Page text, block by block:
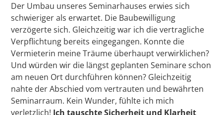
Der Umbau unseres Seminarhauses erwies sich
schwieriger als erwartet. Die Baubewilligung
verzögerte sich. Gleichzeitig war ich die vertragliche
Verpflichtung bereits eingegangen. Konnte die
Vermieterin meine Träume überhaupt verwirklichen?
Und würden wir die längst geplanten Seminare schon
am neuen Ort durchführen können? Gleichzeitig
nahte der Abschied vom vertrauten und bewährten
Seminarraum. Kein Wunder, fühlte ich mich
verletzlich! Ich tauschte Sicherheit und Klarheit